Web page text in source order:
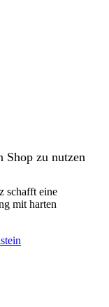
Shop zu nutzen
schafft eine
mit harten